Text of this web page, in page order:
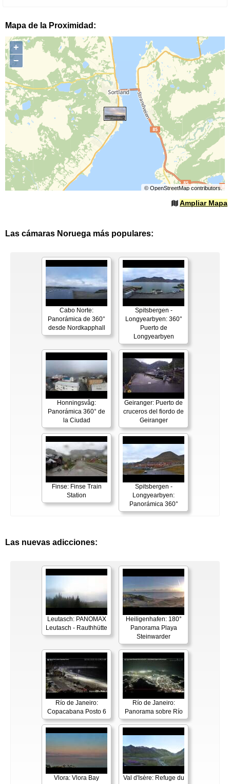
Mapa de la Proximidad:
+
−
© OpenStreetMapcontributors.
Ampliar Mapa
Las cámaras Noruega más populares:
Cabo Norte:
Panorámica de 360°
desde Nordkapphall
Spitsbergen -
Longyearbyen: 360°
Puerto de
Longyearbyen
Honningsvåg:
Panorámica 360° de
la Ciudad
Geiranger: Puerto de
cruceros del fiordo de
Geiranger
Finse: Finse Train
Station
Spitsbergen -
Longyearbyen:
Panorámica 360°
Las nuevas adicciones:
Leutasch: PANOMAX
Leutasch - Rauthhütte
Heiligenhafen: 180°
Panorama Playa
Steinwarder
Río de Janeiro:
Copacabana Posto 6
Río de Janeiro:
Panorama sobre Río
Vlora: Vlora Bay
Val d'Isère: Refuge du